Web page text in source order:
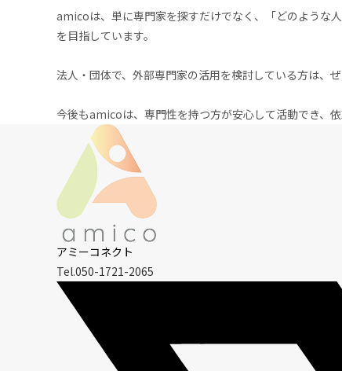
amicoは、単に専門家を探すだけでなく、「どのような
を目指しています。
法人・団体で、外部専門家の活用を検討している方は、
今後もamicoは、専門性を持つ方が安心して活動でき、
アミーコネクト
Tel.050-1721-2065